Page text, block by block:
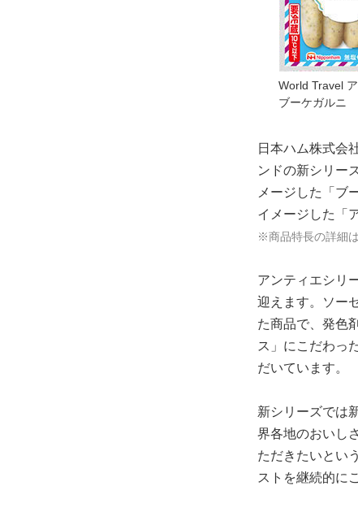
World Travel
ブーケガルニ
日本ハム株式会
ンドの新シリー
メージした「ブ
イメージした「
※商品特長の詳細
アンティエシリ
迎えます。ソー
た商品で、発色
ス」にこだわっ
だいています。
新シリーズでは
界各地のおいし
ただきたいとい
ストを継続的に